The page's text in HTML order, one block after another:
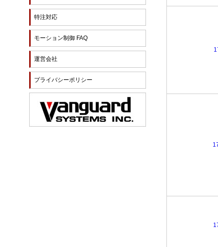
特注対応
モーション制御 FAQ
運営会社
プライバシーポリシー